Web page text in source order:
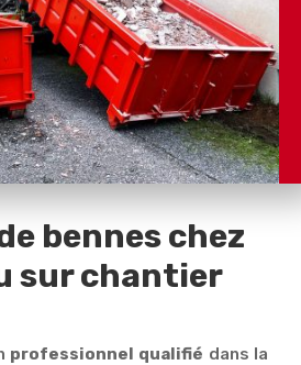
bennes chez
sur chantier
professionnel qualifié dans la